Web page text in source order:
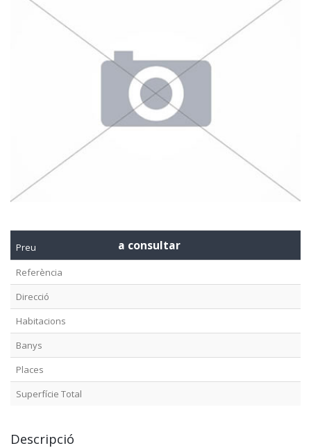
Preu a consultar
Referència
Direcció
Habitacions
Banys
Places
Superfície Total
Descripció